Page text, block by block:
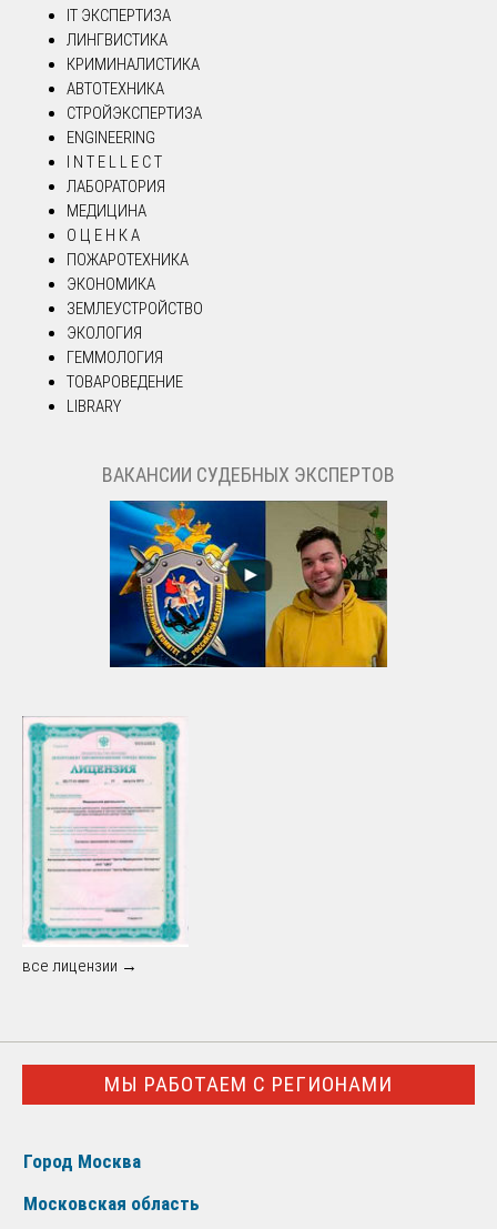
IT ЭКСПЕРТИЗА
ЛИНГВИСТИКА
КРИМИНАЛИСТИКА
АВТОТЕХНИКА
СТРОЙЭКСПЕРТИЗА
ENGINEERING
I N T E L L E C T
ЛАБОРАТОРИЯ
МЕДИЦИНА
О Ц Е Н К А
ПОЖАРОТЕХНИКА
ЭКОНОМИКА
ЗЕМЛЕУСТРОЙСТВО
ЭКОЛОГИЯ
ГЕММОЛОГИЯ
ТОВАРОВЕДЕНИЕ
LIBRARY
ВАКАНСИИ СУДЕБНЫХ ЭКСПЕРТОВ
все лицензии →
МЫ РАБОТАЕМ С РЕГИОНАМИ
Город Москва
Московская область